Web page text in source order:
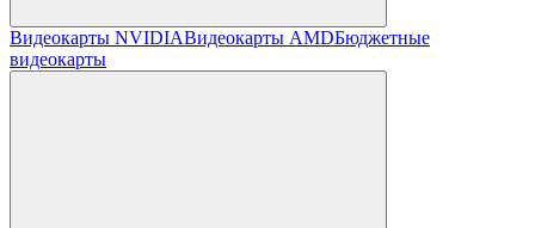
Видеокарты NVIDIAВидеокарты AMDБюджетные
видеокарты